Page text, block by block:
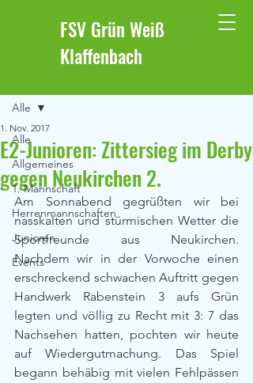
FSV Grün Weiß
Klaffenbach
Alle
Allgemeines
1. Mannschaft
Herrenmannschaften
Junioren
Events
Alle
E2-Junioren: Zittersieg im Derby
gegen Neukirchen 2.
1. Nov. 2017
Am Sonnabend gegrüßten wir bei
nasskalten und stürmischen Wetter die
Sportfreunde aus Neukirchen.
Nachdem wir in der Vorwoche einen
erschreckend schwachen Auftritt gegen
Handwerk Rabenstein 3 aufs Grün
legten und völlig zu Recht mit 3: 7 das
Nachsehen hatten, pochten wir heute
auf Wiedergutmachung. Das Spiel
begann behäbig mit vielen Fehlpässen